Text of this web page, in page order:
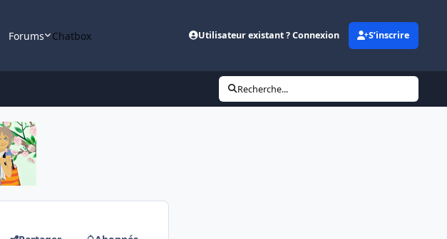
Forums Chatbox Utilisateur existant ? Connexion S’inscrire
Recherche...